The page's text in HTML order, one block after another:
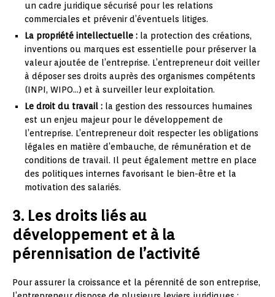
un cadre juridique sécurisé pour les relations
commerciales et prévenir d’éventuels litiges.
La propriété intellectuelle : la protection des créations,
inventions ou marques est essentielle pour préserver la
valeur ajoutée de l’entreprise. L’entrepreneur doit veiller
à déposer ses droits auprès des organismes compétents
(INPI, WIPO…) et à surveiller leur exploitation.
Le droit du travail : la gestion des ressources humaines
est un enjeu majeur pour le développement de
l’entreprise. L’entrepreneur doit respecter les obligations
légales en matière d’embauche, de rémunération et de
conditions de travail. Il peut également mettre en place
des politiques internes favorisant le bien-être et la
motivation des salariés.
3. Les droits liés au
développement et à la
pérennisation de l’activité
Pour assurer la croissance et la pérennité de son entreprise,